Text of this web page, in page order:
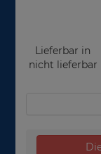
Lieferbar in
nicht lieferbar